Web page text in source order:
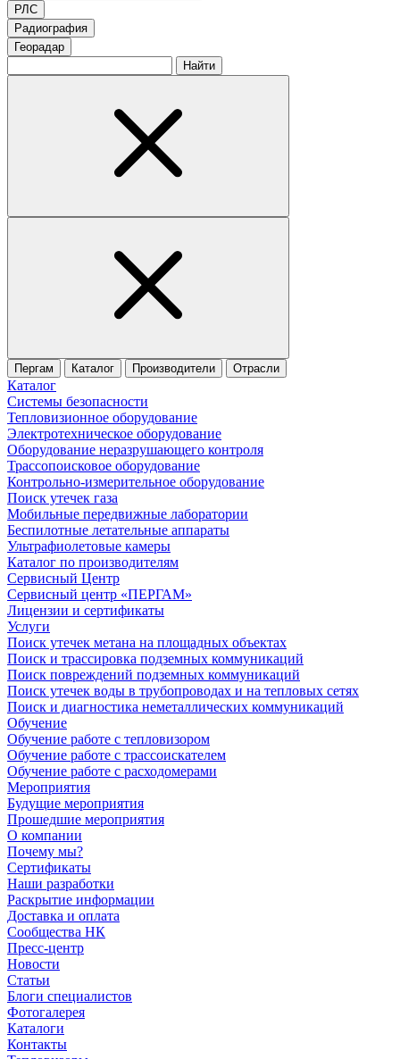
РЛС
Радиография
Георадар
Найти
Пергам Каталог Производители Отрасли
Каталог
Системы безопасности
Тепловизионное оборудование
Электротехническое оборудование
Оборудование неразрушающего контроля
Трассопоисковое оборудование
Контрольно-измерительное оборудование
Поиск утечек газа
Мобильные передвижные лаборатории
Беспилотные летательные аппараты
Ультрафиолетовые камеры
Каталог по производителям
Сервисный Центр
Сервисный центр «ПЕРГАМ»
Лицензии и сертификаты
Услуги
Поиск утечек метана на площадных объектах
Поиск и трассировка подземных коммуникаций
Поиск повреждений подземных коммуникаций
Поиск утечек воды в трубопроводах и на тепловых сетях
Поиск и диагностика неметаллических коммуникаций
Обучение
Обучение работе с тепловизором
Обучение работе с трассоискателем
Обучение работе с расходомерами
Мероприятия
Будущие мероприятия
Прошедшие мероприятия
О компании
Почему мы?
Сертификаты
Наши разработки
Раскрытие информации
Доставка и оплата
Сообщества НК
Пресс-центр
Новости
Статьи
Блоги специалистов
Фотогалерея
Каталоги
Контакты